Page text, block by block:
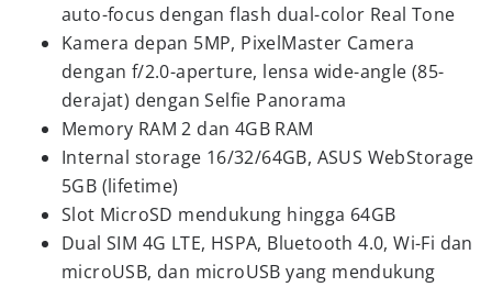
auto-focus dengan flash dual-color Real Tone
Kamera depan 5MP, PixelMaster Camera
dengan f/2.0-aperture, lensa wide-angle (85-
derajat) dengan Selfie Panorama
Memory RAM 2 dan 4GB RAM
Internal storage 16/32/64GB, ASUS WebStorage
5GB (lifetime)
Slot MicroSD mendukung hingga 64GB
Dual SIM 4G LTE, HSPA, Bluetooth 4.0, Wi-Fi dan
microUSB, dan microUSB yang mendukung